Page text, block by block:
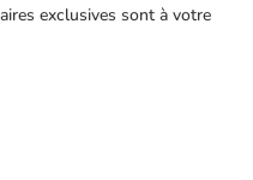
exclusives sont à votre